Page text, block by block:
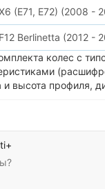
(E71, E72) (2008 -
F12 Berlinetta (2012 -
колес с
высота профиля,